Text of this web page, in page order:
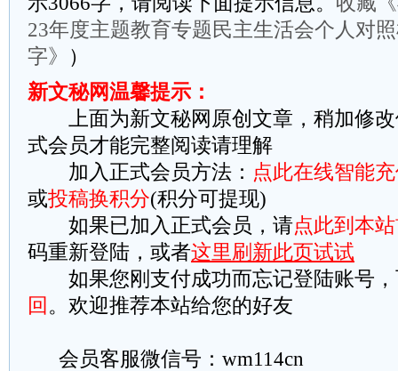
23年度主题教育专题民主生活会个人对
字》
）
新文秘网温馨提示：
上面为新文秘网原创文章，稍加修改
式会员才能完整阅读请理解
加入正式会员方法： 点此在线智能
或投稿换积分(积分可提现)
如果已加入正式会员，请点此到本
码重新登陆，或者这里刷新此页试试
如果您刚支付成功而忘记登陆账号，
回 。欢迎推荐本站给您的好友
会员客服微信号：wm114cn